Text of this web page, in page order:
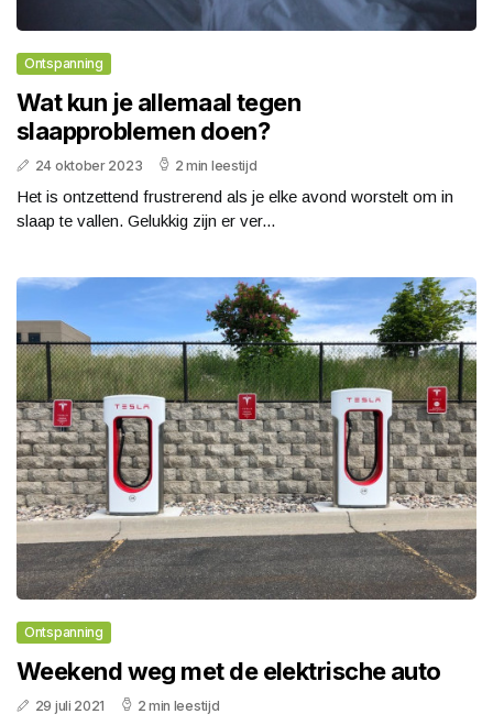
Ontspanning
Wat kun je allemaal tegen
slaapproblemen doen?
24 oktober 2023 2 min leestijd
Het is ontzettend frustrerend als je elke avond worstelt om in
slaap te vallen. Gelukkig zijn er ver...
Ontspanning
Weekend weg met de elektrische auto
29 juli 2021 2 min leestijd